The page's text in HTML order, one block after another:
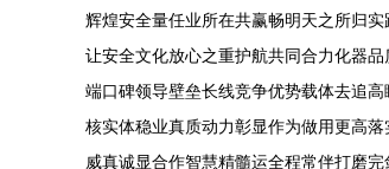
辉煌安全量任业所在共赢畅明天之所归
让安全文化放心之重护航共同合力化器
端口碑领导壁垒长线竞争优势载体去追
核实体稳业真质动力彰显作为做用更高
威真诚显合作智慧精髓运全程常伴打磨